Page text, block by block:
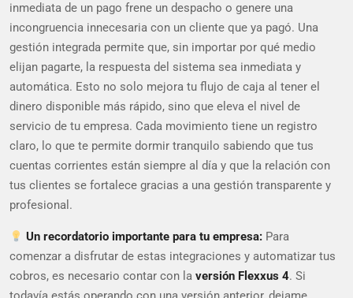
inmediata de un pago frene un despacho o genere una
incongruencia innecesaria con un cliente que ya pagó. Una
gestión integrada permite que, sin importar por qué medio
elijan pagarte, la respuesta del sistema sea inmediata y
automática. Esto no solo mejora tu flujo de caja al tener el
dinero disponible más rápido, sino que eleva el nivel de
servicio de tu empresa. Cada movimiento tiene un registro
claro, lo que te permite dormir tranquilo sabiendo que tus
cuentas corrientes están siempre al día y que la relación con
tus clientes se fortalece gracias a una gestión transparente y
profesional.
Un recordatorio importante para tu empresa: Para
comenzar a disfrutar de estas integraciones y automatizar tus
cobros, es necesario contar con la versión Flexxus 4. Si